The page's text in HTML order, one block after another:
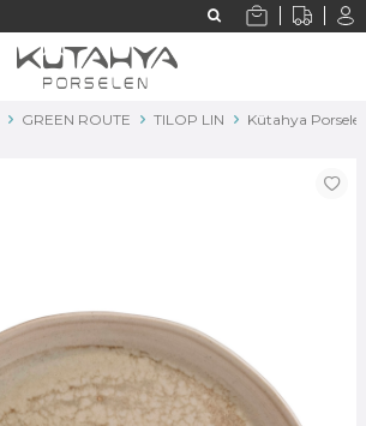
GREEN ROUTE TILOP LIN Kütahya